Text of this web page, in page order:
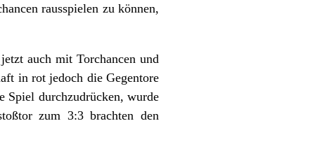
rausspielen zu können,
auch mit Torchancen und
in rot jedoch die Gegentore
Spiel durchzudrücken, wurde
zum 3:3 brachten den